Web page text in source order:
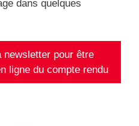
dans quelques
newsletter pour être
ligne du compte rendu